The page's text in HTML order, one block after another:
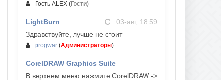
Гость ALEX (Гости)
LightBurn
03-авг, 18:59
Здравствуйте, лучше не стоит
progwar (Администраторы)
CorelDRAW Graphics Suite
03-авг, 18:58
В верхнем меню нажмите CorelDRAW ->